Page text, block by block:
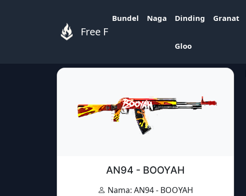
Free Fire
Bundel Naga Dinding
Gloo
Granat
Free Fire Items AN94 - BOOYAH
AN94 - BOOYAH
Nama: AN94 - BOOYAH